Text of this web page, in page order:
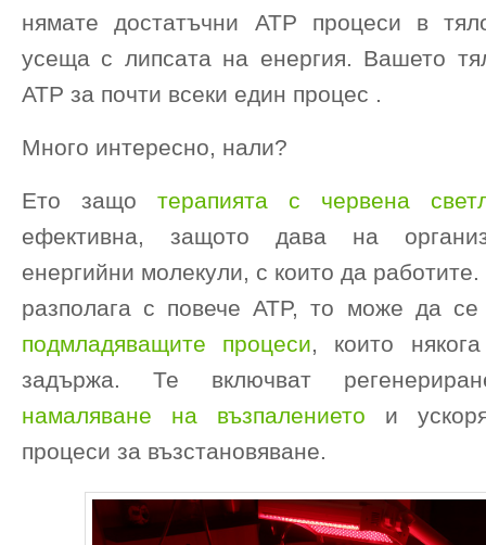
нямате достатъчни ATP процеси в
усеща с липсата на енергия. Вашето
ATP за почти всеки един процес .
Много интересно, нали?
Ето защо терапията с червена
ефективна, защото дава на
енергийни молекули, с които да работите.
разполага с повече ATP, то може да
подмладяващите процеси, които
задържа. Те включват
намаляване на възпалението и
процеси за възстановяване.